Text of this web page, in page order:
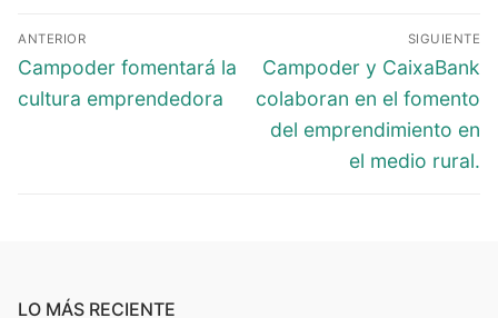
ANTERIOR
Campoder fomentará la
cultura emprendedora
SIGUIENTE
Campoder y CaixaBank
colaboran en el fomento
del emprendimiento en
el medio rural.
LO MÁS RECIENTE